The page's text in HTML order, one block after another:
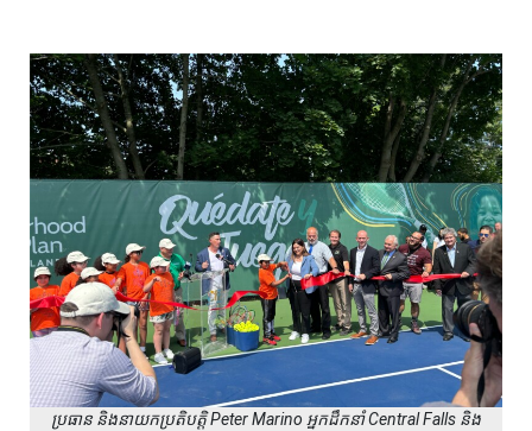
ប្រធាន និងនាយកប្រតិបត្តិ Peter Marino អ្នកដឹកនាំ Central Falls និង